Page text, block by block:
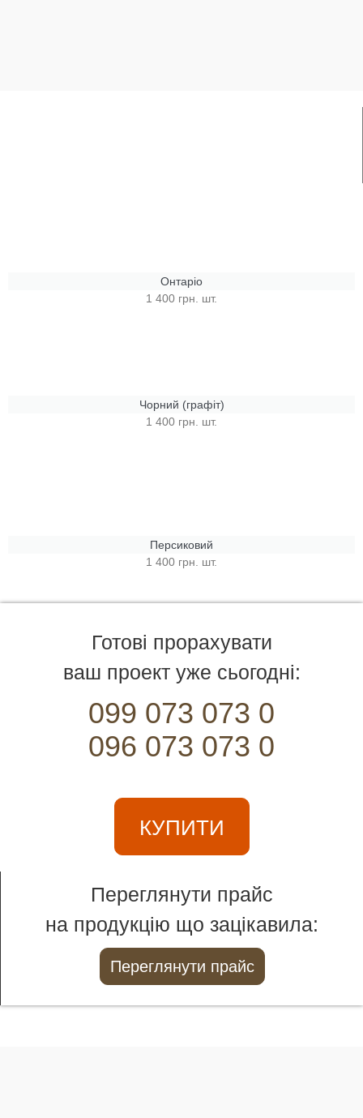
Онтаріо
1 400 грн. шт.
Чорний (графіт)
1 400 грн. шт.
Персиковий
1 400 грн. шт.
Готові прорахувати
ваш проект уже сьогодні:
099 073 073 0
096 073 073 0
КУПИТИ
Переглянути прайс
на продукцію що зацікавила:
Переглянути прайс